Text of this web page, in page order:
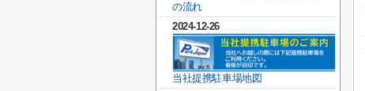
の流れ
2024-12-26
当社提携駐車場地図